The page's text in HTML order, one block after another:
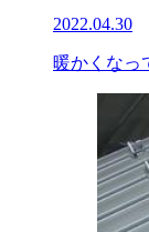
2022.04.30
暖かくなっ